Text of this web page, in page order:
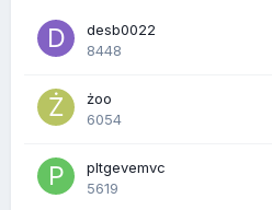
desb0022
8448
żoo
6054
pltgevemvc
5619